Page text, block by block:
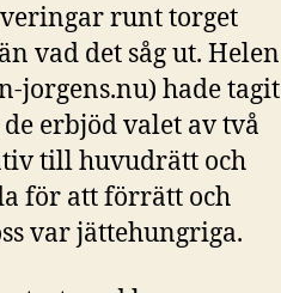
runt torget
vad det såg ut. Helen
jorgens.nu) hade tagit
erbjöd valet av två
till huvudrätt och
för att förrätt och
var jättehungriga.